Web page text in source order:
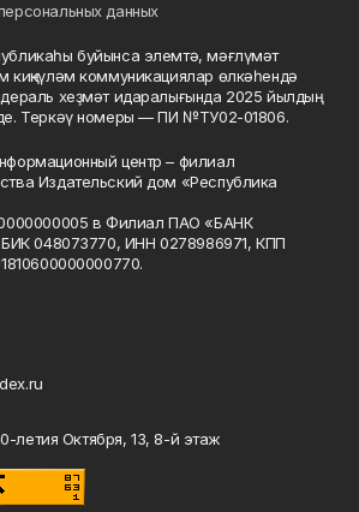
данных
буйынса элемтә, мәғлүмәт
киңкүләм коммуникациялар өлкәһендә
хеҙмәт идаралығында 2025 йылдың
Теркәү номеры — ПИ №ТУ02-01806.
центр – филиал
Издательский дом «Республика
в Филиал ПАО «БАНК
048073770, ИНН 0278986971, КПП
летия Октября, 13, 8-й этаж